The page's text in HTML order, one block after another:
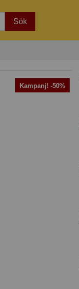
Sök
Kampanj! -50%